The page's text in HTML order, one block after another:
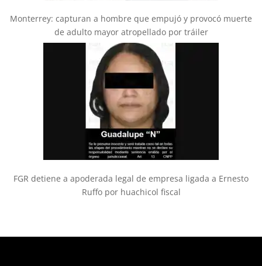
Monterrey: capturan a hombre que empujó y provocó muerte
de adulto mayor atropellado por tráiler
FGR detiene a apoderada legal de empresa ligada a Ernesto
Ruffo por huachicol fiscal